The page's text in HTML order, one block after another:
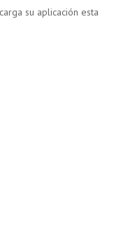
su aplicación esta